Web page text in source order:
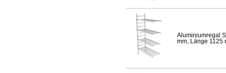
Aluminiumregal
mm, Länge 1125